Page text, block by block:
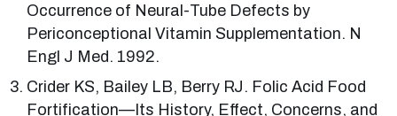
Occurrence of Neural-Tube Defects by
Periconceptional Vitamin Supplementation. N
Engl J Med. 1992.
Crider KS, Bailey LB, Berry RJ. Folic Acid Food
Fortification—Its History, Effect, Concerns, and